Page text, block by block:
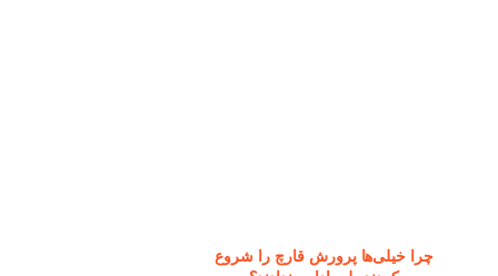
چرا خیلی‌ها پرورش قارچ را شروع